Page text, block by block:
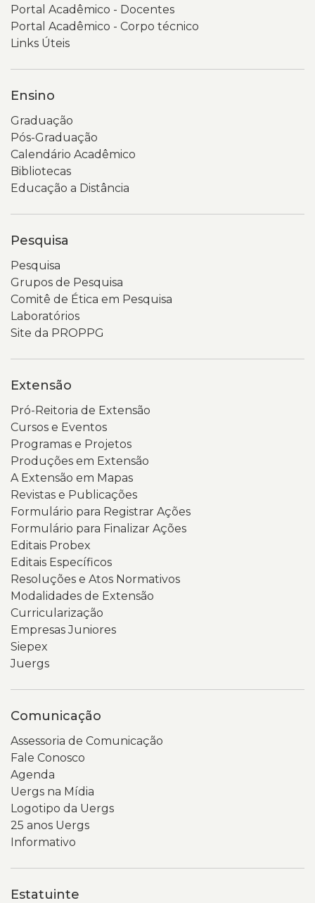
Portal Acadêmico - Docentes
Portal Acadêmico - Corpo técnico
Links Úteis
Ensino
Graduação
Pós-Graduação
Calendário Acadêmico
Bibliotecas
Educação a Distância
Pesquisa
Pesquisa
Grupos de Pesquisa
Comitê de Ética em Pesquisa
Laboratórios
Site da PROPPG
Extensão
Pró-Reitoria de Extensão
Cursos e Eventos
Programas e Projetos
Produções em Extensão
A Extensão em Mapas
Revistas e Publicações
Formulário para Registrar Ações
Formulário para Finalizar Ações
Editais Probex
Editais Específicos
Resoluções e Atos Normativos
Modalidades de Extensão
Curricularização
Empresas Juniores
Siepex
Juergs
Comunicação
Assessoria de Comunicação
Fale Conosco
Agenda
Uergs na Mídia
Logotipo da Uergs
25 anos Uergs
Informativo
Estatuinte